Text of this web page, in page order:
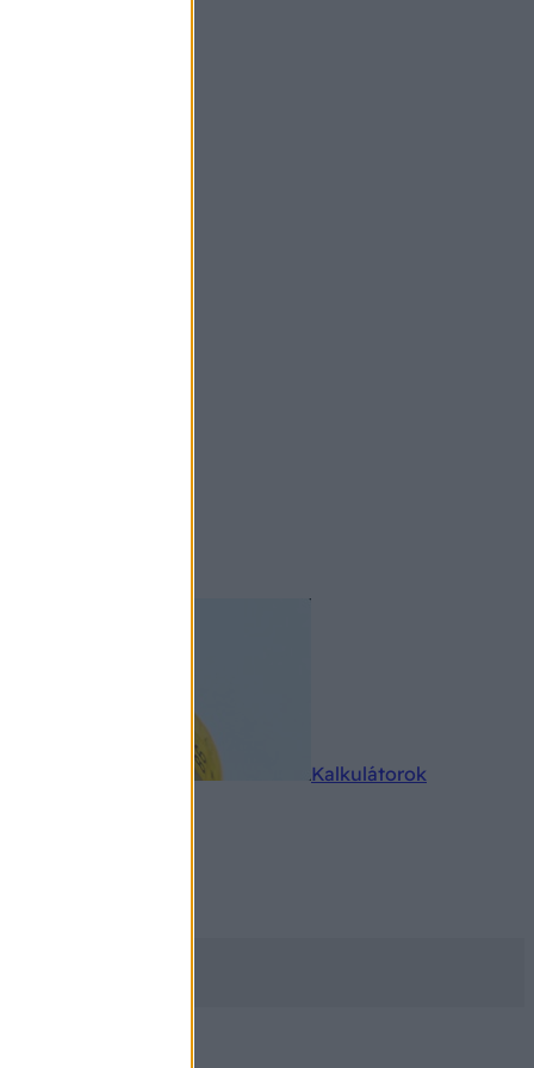
Kalkulátorok